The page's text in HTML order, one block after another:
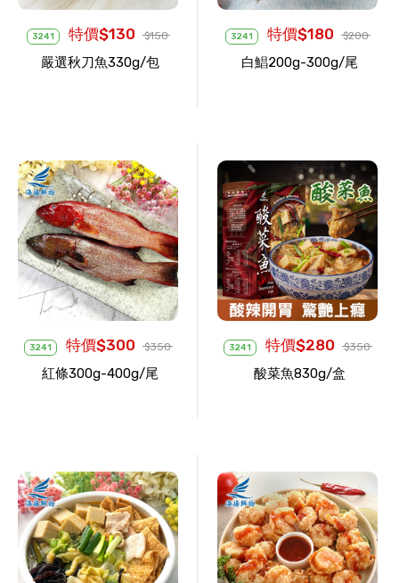
3241 特價$130 $150
嚴選秋刀魚330g/包
3241 特價$180 $200
白鯧200g-300g/尾
3241 特價$300 $350
紅條300g-400g/尾
3241 特價$280 $350
酸菜魚830g/盒